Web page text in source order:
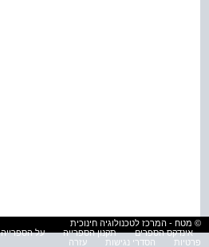
© מטח - המרכז לטכנולוגיה חינוכית
אינדקס הספרים
תקנון הספרייה על הספרייה
פרטיות
הסדרי נגישות עזרה